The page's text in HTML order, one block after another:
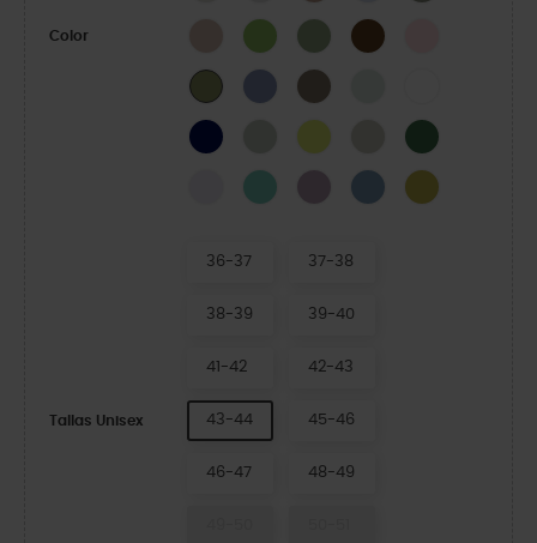
Color Kiwi Moss-XCoffee
Army GreenBlue HazeTaupe
Navy Acidity Field Green
Grape IceRetro Dusty LilacAstro BlueMeadow
Tallas Unisex
36-37 37-38
38-39 39-40
41-42 42-43
43-44 45-46
46-47 48-49